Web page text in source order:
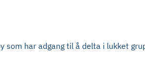
som har adgang til å delta i lukket